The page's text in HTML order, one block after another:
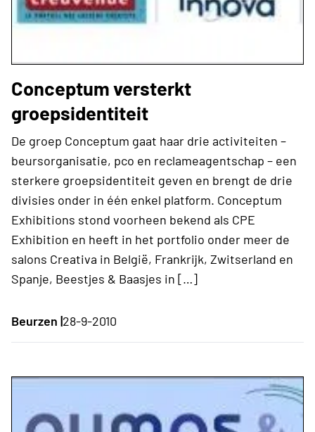
Conceptum versterkt
groepsidentiteit
De groep Conceptum gaat haar drie activiteiten –
beursorganisatie, pco en reclameagentschap – een
sterkere groepsidentiteit geven en brengt de drie
divisies onder in één enkel platform. Conceptum
Exhibitions stond voorheen bekend als CPE
Exhibition en heeft in het portfolio onder meer de
salons Creativa in België, Frankrijk, Zwitserland en
Spanje, Beestjes & Baasjes in […]
Beurzen |28-9-2010